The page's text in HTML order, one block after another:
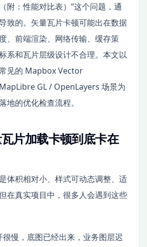
附：性能对比表）”这个问题，通
致的。矢量瓦片卡顿可能出在数据
、前端渲染、网络传输、缓存策
系和瓦片层级设计不合理。本文以
见的 Mapbox Vector
GL / OpenLayers 场景为
地的优化检查流程。
片加载卡顿到底卡在
体积相对小、样式可动态调整、适
在真实项目中，很多人会遇到这些
慢，底图已经出来，业务图层迟